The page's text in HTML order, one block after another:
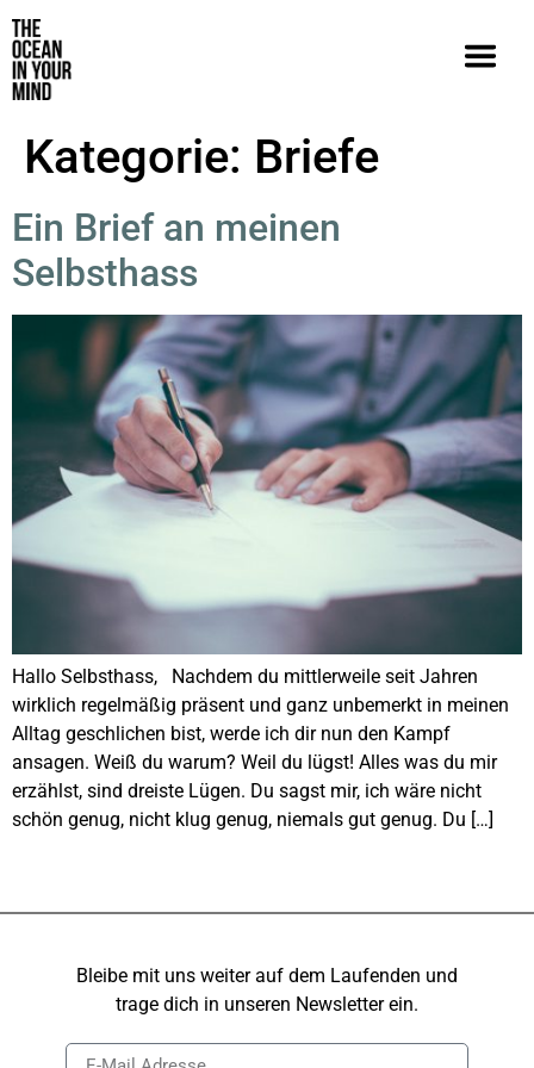
Kategorie: Briefe
Ein Brief an meinen
Selbsthass
Hallo Selbsthass, Nachdem du mittlerweile seit Jahren
wirklich regelmäßig präsent und ganz unbemerkt in meinen
Alltag geschlichen bist, werde ich dir nun den Kampf
ansagen. Weiß du warum? Weil du lügst! Alles was du mir
erzählst, sind dreiste Lügen. Du sagst mir, ich wäre nicht
schön genug, nicht klug genug, niemals gut genug. Du […]
Bleibe mit uns weiter auf dem Laufenden und
trage dich in unseren Newsletter ein.